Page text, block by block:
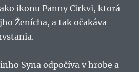
ikonu Panny Cirkvi, ktorá
Ženícha, a tak očakáva
Syna odpočíva v hrobe a